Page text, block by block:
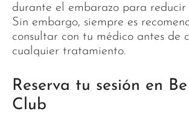
durante el embarazo para reducir
Sin embargo, siempre es
consultar con tu médico antes de
cualquier tratamiento.
Reserva tu sesión en
Club